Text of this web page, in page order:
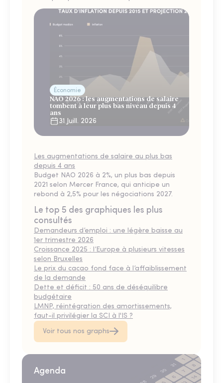
Économie
NAO 2026 : les augmentations de salaire
tombent à leur plus bas niveau depuis 4
ans
31 Juill. 2026
Les augmentations de salaire au plus bas
depuis 4 ans
Budget NAO 2026 à 2%, un plus bas depuis
2021 selon Mercer France, qui anticipe un
rebond à 2,5% pour les négociations 2027.
Le top 5 des graphiques les plus
consultés
Demandeurs d’emploi : une légère baisse au
1er trimestre 2026
Croissance 2025 : l’Europe à plusieurs vitesses
selon Bruxelles
Le prix du cacao fond face à l’affaiblissement
de la demande
Dette et déficit : 50 ans de déséquilibre
budgétaire
LMNP, réintégration des amortissements,
faut-il privilégier la SCI à l'IS ?
Voir tous nos graphs
Agenda